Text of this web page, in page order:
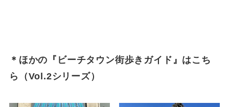
＊ほかの『ビーチタウン街歩きガイド』はこち
ら（Vol.2シリーズ）